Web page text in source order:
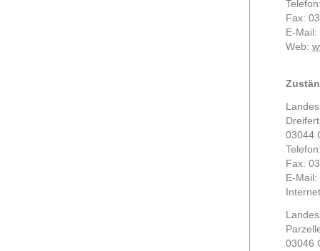
Fax:
E-Mail:
Web:
03044
Fax:
E-Mail:
03046